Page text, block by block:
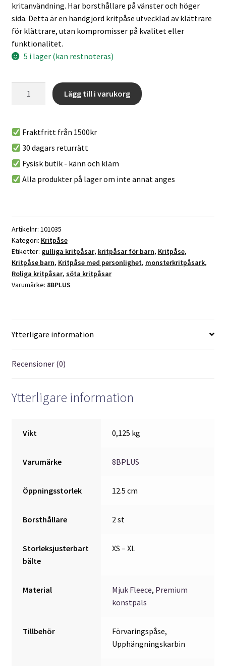
kritanvändning. Har borsthållare på vänster och höger
sida. Detta är en handgjord kritpåse utvecklad av klättrare
för klättrare, utan kompromisser på kvalitet eller
funktionalitet.
5 i lager (kan restnoteras)
Lägg till i varukorg
A
l
t
Fraktfritt från 1500kr
30 dagars returrätt
Fysisk butik - känn och kläm
Alla produkter på lager om inte annat anges
Artikelnr: 101035
Kategori: Kritpåse
Etiketter: gulliga kritpåsar, kritpåsar för barn, Kritpåse,
Kritpåse barn, Kritpåse med personlighet, monsterkritpåsark,
Roliga kritpåsar, söta kritpåsar
Varumärke: 8BPLUS
Ytterligare information
Recensioner (0)
Ytterligare information
Vikt 0,125 kg
Varumärke 8BPLUS
Öppningsstorlek 12.5 cm
Borsthållare 2 st
Storleksjusterbart
bälte
XS – XL
Material Mjuk Fleece, Premium
konstpäls
Tillbehör
Förvaringspåse,
Upphängningskarbin